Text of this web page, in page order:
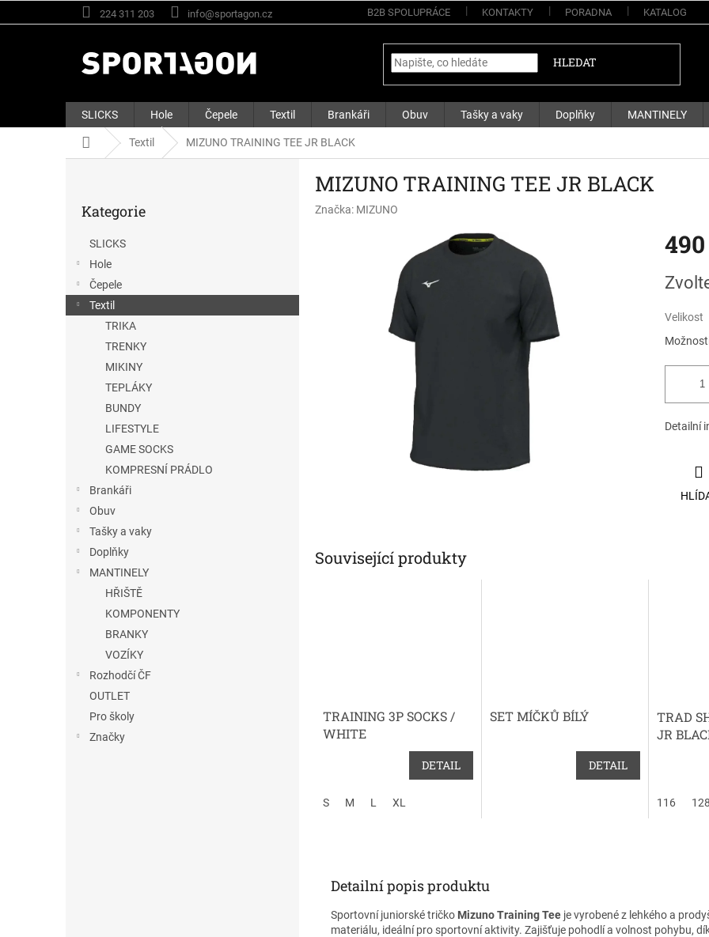
na
224 311 203 info@sportagon.cz B2B SPOLUPRÁCE KONTAKTY PORADNA KATALOG
HLEDAT
SLICKS Hole Čepele Textil Brankáři Obuv Tašky a vaky Doplňky MANTINELY
Domů Textil MIZUNO TRAINING TEE JR BLACK
kategorie
Kategorie
SLICKS
Hole
Čepele
Textil
TRIKA
TRENKY
MIKINY
TEPLÁKY
BUNDY
LIFESTYLE
GAME SOCKS
KOMPRESNÍ PRÁDLO
Brankáři
Obuv
Tašky a vaky
Doplňky
MANTINELY
HŘIŠTĚ
KOMPONENTY
BRANKY
VOZÍKY
Rozhodčí ČF
OUTLET
Pro školy
Značky
MIZUNO TRAINING TEE JR BLACK
Značka: MIZUNO
cena:
Velikost
Detailní
Související produkty
TRAINING 3P SOCKS /
WHITE
DETAIL
S M L XL
SET MÍČKŮ BÍLÝ
DETAIL
TRAD
JR
116 128
Detailní popis produktu
Sportovní juniorské tričko Mizuno Training Tee je vyrobené z lehkého a
materiálu, ideální pro sportovní aktivity. Zajišťuje pohodlí a volnost pohybu,